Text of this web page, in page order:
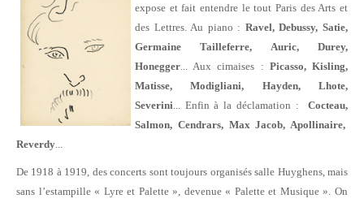
expose et fait entendre le tout Paris des Arts et
des Lettres. Au piano : Ravel, Debussy, Satie,
Germaine Tailleferre, Auric, Durey,
Honegger ... Aux cimaises : Picasso, Kisling,
Matisse, Modigliani, Hayden, Lhote,
Severini ... Enfin à la déclamation : Cocteau,
Salmon, Cendrars, Max Jacob, Apollinaire,
Reverdy
De 1918 à 1919, des concerts sont toujours organisés salle Huyghens, mais
sans l’estampille « Lyre et Palette », devenue « Palette et Musique ». On